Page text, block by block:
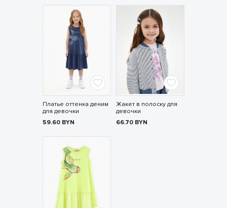
Платье оттенка деним
для девочки
59.60 BYN
Жакет в полоску для
девочки
66.70 BYN